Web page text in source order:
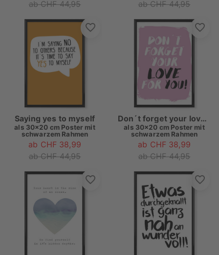
ab CHF 44,95
ab CHF 44,95
Saying yes to myself
als 30x20 cm Poster mit
schwarzem Rahmen
ab CHF 38,99
ab CHF 44,95
Don´t forget your love for you
als 30x20 cm Poster mit
schwarzem Rahmen
ab CHF 38,99
ab CHF 44,95